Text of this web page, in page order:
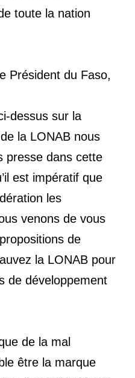
toute la nation
Président du Faso,
dessus sur la
la LONAB nous
presse dans cette
est impératif que
les
venons de vous
de
la LONAB pour
de développement
de la mal
être la marque